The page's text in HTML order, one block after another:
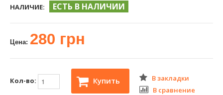
НАЛИЧИЕ:
ЕСТЬ В НАЛИЧИИ
Цена: 280 грн
Кол-во: Купить
В закладки
В сравнение